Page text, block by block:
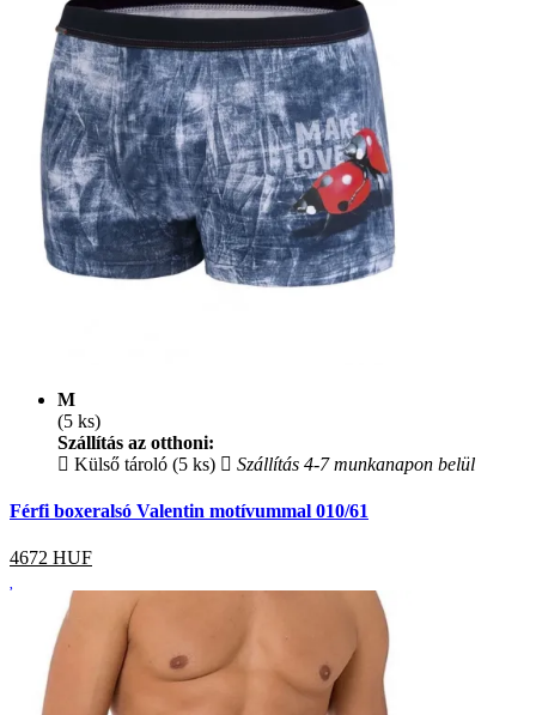
M
(5 ks)
Szállítás az otthoni:
Külső tároló (5 ks)
Szállítás 4-7 munkanapon belül
Férfi boxeralsó Valentin motívummal 010/61
4672 HUF